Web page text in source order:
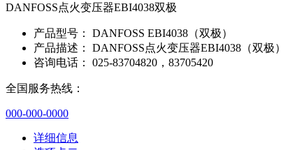
DANFOSS点火变压器EBI4038双极
产品型号：
DANFOSS EBI4038（双极）
产品描述：
DANFOSS点火变压器EBI4038（双极）
咨询电话：
025-83704820，83705420
全国服务热线：
000-000-0000
详细信息